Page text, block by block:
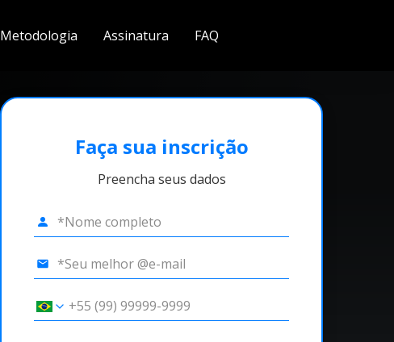
Metodologia Assinatura FAQ
Faça sua inscrição
Preencha seus dados